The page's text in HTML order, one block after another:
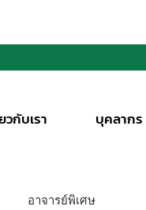
วกับเรา บุคลากร
อาจารย์พิเศษ